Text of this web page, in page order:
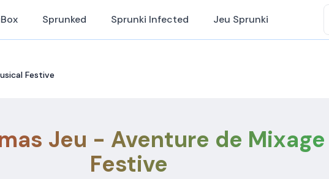
Sprunked Sprunki Infected Jeu Sprunki
Festive
Jeu - Aventure de
Festive